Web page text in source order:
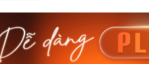
Casio Nam MTS-
RS100L-1AVDF
4.276.000₫
3.634.600₫
Casio
230EL-
Mua